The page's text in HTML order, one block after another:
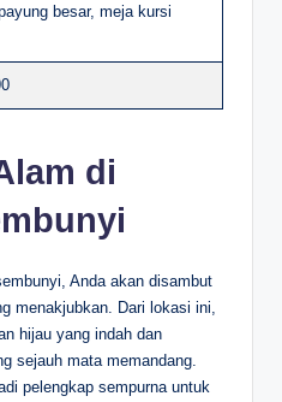
besar, meja kursi
di
Anda akan disambut
menakjubkan. Dari lokasi ini,
hijau yang indah dan
sejauh mata memandang.
pelengkap sempurna untuk